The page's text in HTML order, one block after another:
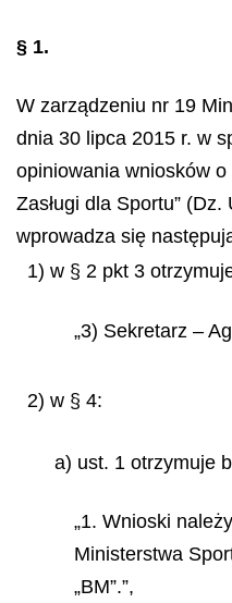
§ 1.
W zarządzeniu nr 19
dnia 30 lipca 2015 r. w
opiniowania wniosków
Zasługi dla Sportu”
wprowadza się
1) w § 2 pkt 3
„3) Sekretarz –
2) w § 4:
a) ust. 1 otrzymuje
„1. Wnioski
Ministerstwa
„BM”.”,